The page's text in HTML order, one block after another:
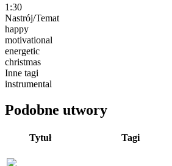
1:30
Nastrój/Temat
happy
motivational
energetic
christmas
Inne tagi
instrumental
Podobne utwory
Tytuł Tagi